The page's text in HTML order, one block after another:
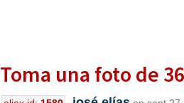
Toma una foto de